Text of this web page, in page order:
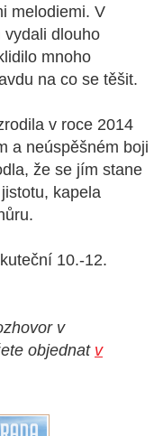
melodiemi. V
vydali dlouho
mnoho
na co se těšit.
v roce 2014
a neúspěšném boji
že se jím stane
kapela
10.-12.
v
objednat v